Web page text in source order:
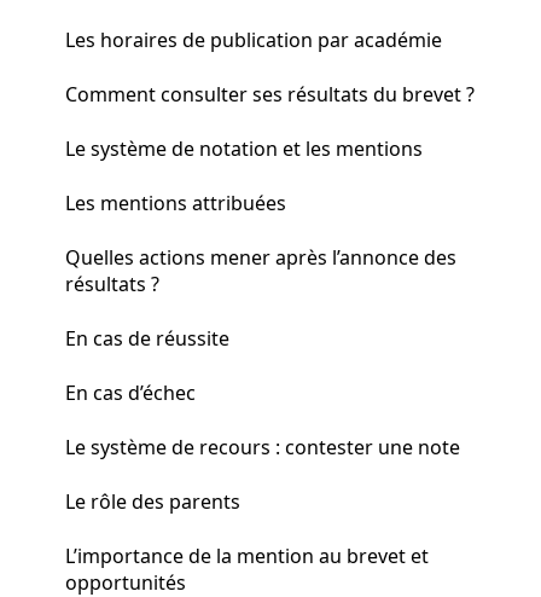
Les horaires de publication par académie
Comment consulter ses résultats du brevet ?
Le système de notation et les mentions
Les mentions attribuées
Quelles actions mener après l’annonce des
résultats ?
En cas de réussite
En cas d’échec
Le système de recours : contester une note
Le rôle des parents
L’importance de la mention au brevet et
opportunités